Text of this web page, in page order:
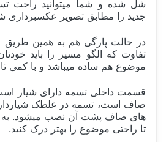
شل شده و شما میتوانید راحت
جدید را مطابق تصویر عکسبرداری
در حالت پارگی هم به همین طریق
تفاوت که الگو مسیر را باید
موضوع هم ساده میباشد و با کمی
قسمت داخلی تسمه دارای شیار
صاف است، تسمه در غلطک
های صاف پشت آن نصب میشود. به
تا راحتی موضوع را بهتر درک کنید.